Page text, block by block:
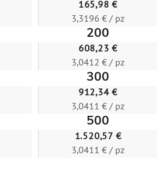
165,98 €
3,3196 € / pz
200
608,23 €
3,0412 € / pz
300
912,34 €
3,0411 € / pz
500
1.520,57 €
3,0411 € / pz